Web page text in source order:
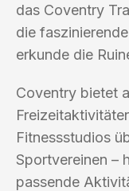
das Coventry
die
erkunde die
Coventry bietet
Fitnessstudios
Sportvereinen –
passende